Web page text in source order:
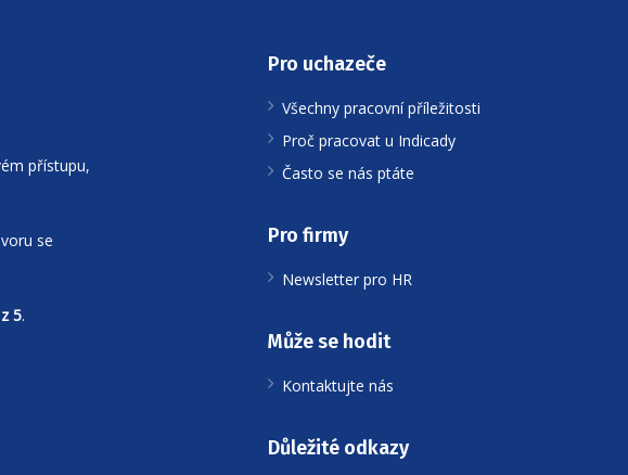
přístupu,
se
5.
Pro uchazeče
Všechny pracovní příležitosti
Proč pracovat u Indicady
Často se nás ptáte
Pro firmy
Newsletter pro HR
Může se hodit
Kontaktujte nás
Důležité odkazy